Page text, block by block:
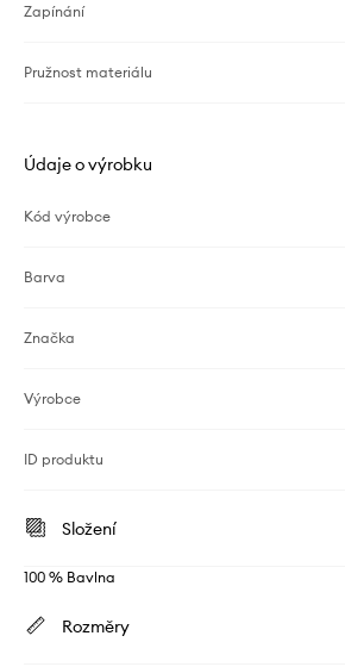
Zapínání
Pružnost materiálu
Údaje o výrobku
Kód výrobce
Barva
Značka
Výrobce
ID produktu
Složení
100 % Bavlna
Rozměry